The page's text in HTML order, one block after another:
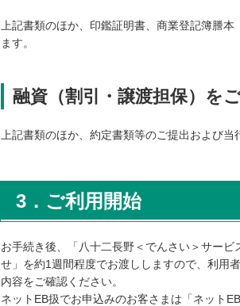
上記書類のほか、印鑑証明書、商業登記簿謄
ます。
融資（割引・譲渡担保）を
上記書類のほか、約定書類等のご提出および当
3．ご利用開始
お手続き後、「八十二長野＜でんさい＞サービ
せ」を約1週間程度でお渡ししますので、利用
内容をご確認ください。
ネットEB扱でお申込みのお客さまは「ネット